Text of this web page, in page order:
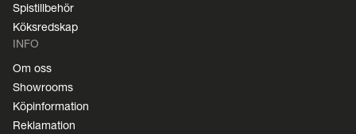
Spistillbehör
Köksredskap
INFO
Om oss
Showrooms
Köpinformation
Reklamation